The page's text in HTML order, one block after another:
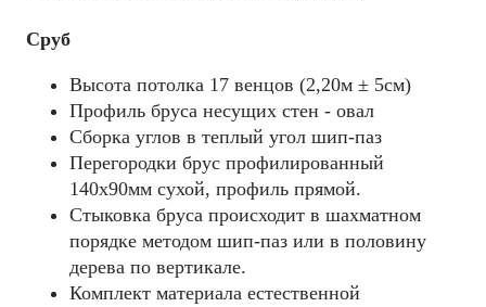
Сруб
Высота потолка 17 венцов (2,20м ± 5см)
Профиль бруса несущих стен - овал
Сборка углов в теплый угол шип-паз
Перегородки брус профилированный
140х90мм сухой, профиль прямой.
Стыковка бруса происходит в шахматном
порядке методом шип-паз или в половину
дерева по вертикале.
Комплект материала естественной